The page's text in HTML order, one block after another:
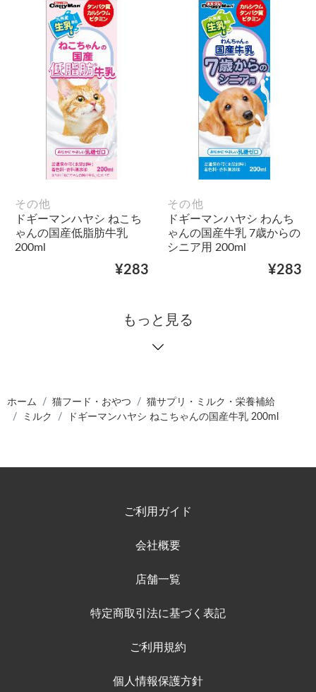
その他
ドギーマンハヤシ ねこち
ゃんの国産低脂肪牛乳
200ml
¥283
その他
ドギーマンハヤシ わんち
ゃんの国産牛乳 7歳からの
シニア用 200ml
¥283
もっと見る
ホーム 猫フード・おやつ
猫サプリ・ミルク・栄養補給
ミルク
ドギーマンハヤシ ねこちゃんの国産牛乳 200ml
ご利用ガイド
会社概要
店舗一覧
特定商取引法に基づく表記
ご利用規約
個人情報保護方針